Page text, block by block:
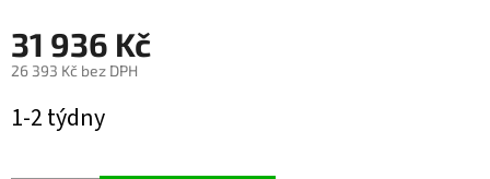
31 936 Kč
26 393 Kč bez DPH
cena:
1-2 týdny